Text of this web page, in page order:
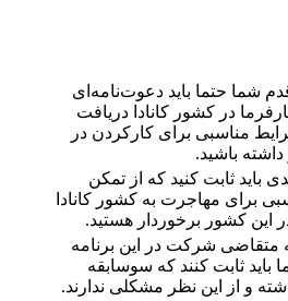
شما حتما باید دعوت‌نامه‌ای
در کشور کانادا دریافت
مناسبی برای کارکردن در
باشید.
باید ثابت کنید که از تمکن
برای مهاجرت به کشور کانادا
این کشور برخوردار هستید.
متقاضی شرکت در این برنامه
باید ثابت کنند که سوسابقه
و از این نظر مشکلی ندارند.